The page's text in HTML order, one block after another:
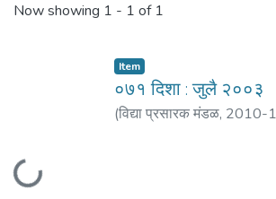
Now showing 1 - 1 of 1
Loading...
Item
०७१ दिशा : जुलै २००३
(विद्या प्रसारक मंडळ, 2010-